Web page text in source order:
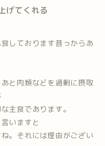
げてくれる
しております昔っからあ
と肉類などを過剰に摂取
主食であります。
いますと
。それには理由がござい